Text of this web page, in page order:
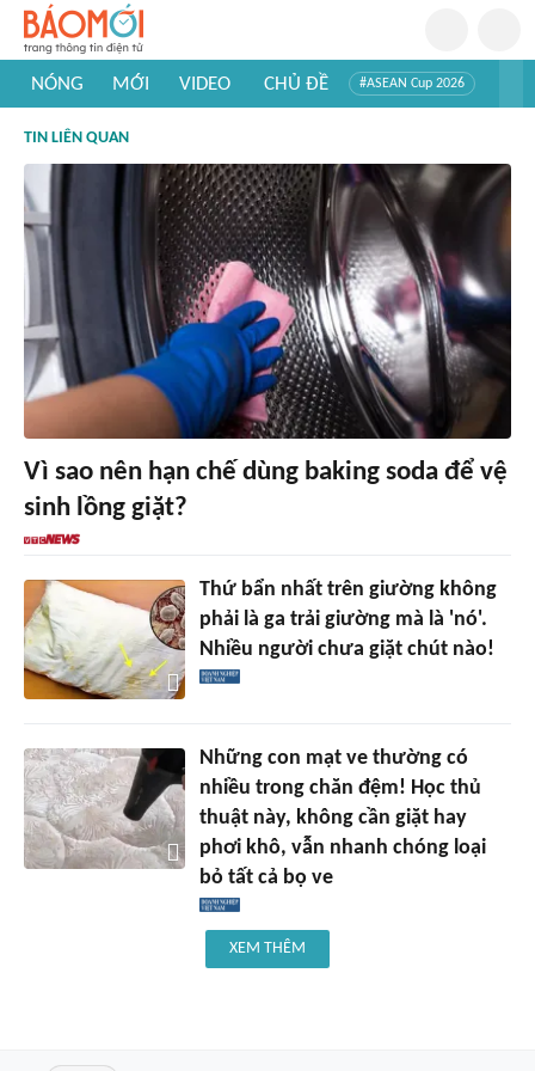
NÓNG MỚI VIDEO CHỦ ĐỀ #ASEAN Cup 2026
#Khám phá thế giới
TIN LIÊN QUAN
Vì sao nên hạn chế dùng baking soda để vệ
sinh lồng giặt?
Thứ bẩn nhất trên giường không
phải là ga trải giường mà là 'nó'.
Nhiều người chưa giặt chút nào!
Những con mạt ve thường có
nhiều trong chăn đệm! Học thủ
thuật này, không cần giặt hay
phơi khô, vẫn nhanh chóng loại
bỏ tất cả bọ ve
XEM THÊM